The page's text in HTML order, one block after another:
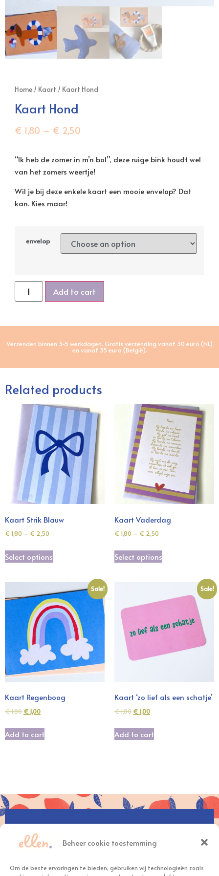
Beheer cookie toestemming
Om de beste ervaringen te bieden, gebruiken wij technologieën zoals
Home / Kaart / Kaart Hond
Kaart Hond
€ 1,80 – € 2,50
“Ik heb de zomer in m’n bol”, deze ruige bink houdt wel
van het zomers weertje!
Wil je bij deze enkele kaart een mooie envelop? Dat
kan. Kies maar!
envelop
Add to cart
Verzenden binnen 3-5 werkdagen. Gratis verzending vanaf 30 euro (NL)
en vanaf 35 euro (België).
Related products
Kaart Strik Blauw
€ 1,80 – € 2,50
Select options
Kaart Vaderdag
€ 1,80 – € 2,50
Select options
Sale!
Kaart Regenboog
€1,80 € 1,00
Add to cart
Sale!
Kaart ‘zo lief als een schatje’
€1,80 € 1,00
Add to cart
+31(0)6 – 30 12 99 11